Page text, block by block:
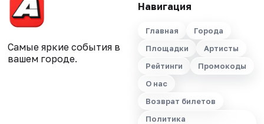
Самые яркие события в
вашем городе.
Навигация
Главная
Города
Площадки
Артисты
Рейтинги
Промокоды
О нас
Возврат билетов
Политика